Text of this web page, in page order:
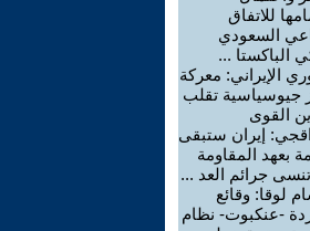
للاتفاق
السعودي
الباكستا ...
الإيراني: معركة
جيوسياسية تقلب
القوى
إيران ستبقى
بعهد المقاومة
جرائم العد ...
لوقا: وقائع
-عنكبوت- نظام